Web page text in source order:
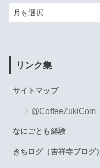
リンク集
サイトマップ
@CoffeeZukiCom
なにごとも経験
きちログ（吉祥寺ブログ）